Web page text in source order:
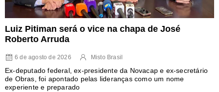
Luiz Pitiman será o vice na chapa de José
Roberto Arruda
6 de agosto de 2026 Misto Brasil
Ex-deputado federal, ex-presidente da Novacap e ex-secretário
de Obras, foi apontado pelas lideranças como um nome
experiente e preparado